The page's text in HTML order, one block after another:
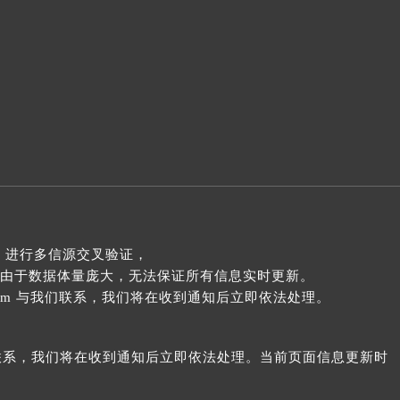
行多信源交叉验证，
数据体量庞大，无法保证所有信息实时更新。
与我们联系，我们将在收到通知后立即依法处理。
，我们将在收到通知后立即依法处理。当前页面信息更新时